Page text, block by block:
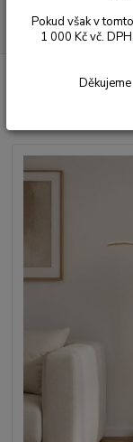
Strom z
Pokud však v
1 000 Kč vč.